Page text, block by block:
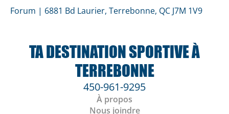
Forum | 6881 Bd Laurier, Terrebonne, QC J7M 1V9
TA DESTINATION SPORTIVE À
TERREBONNE
450-961-9295
À propos
Nous joindre